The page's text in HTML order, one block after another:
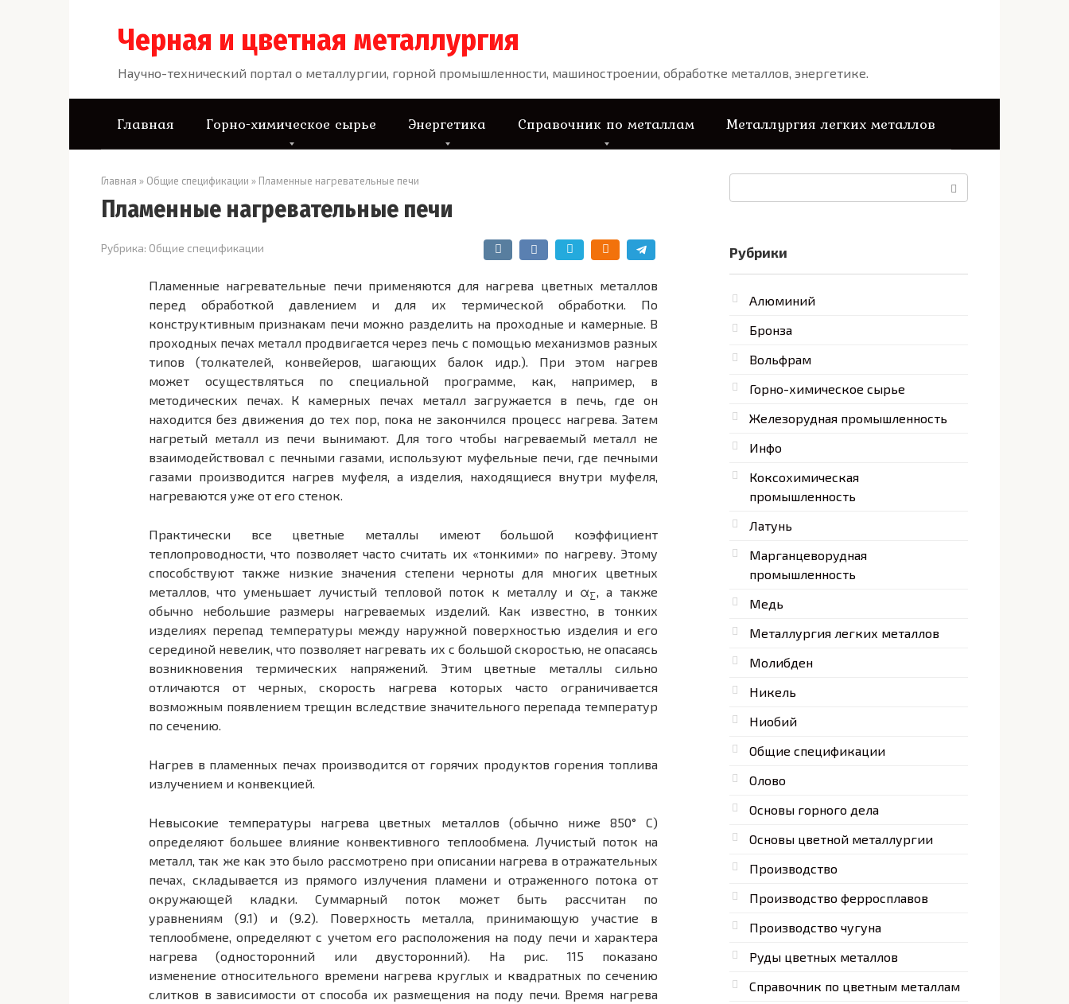
Черная и цветная металлургия
Научно-технический портал о металлургии, горной промышленности, машиностроении, обработке металлов, энергетике.
Главная Горно-химическое сырье Энергетика Справочник по металлам Металлургия легких металлов
Главная » Общие спецификации » Пламенные нагревательные печи
Пламенные нагревательные печи
Рубрика: Общие спецификации
Пламенные нагревательные печи применяются для наг­рева цветных металлов
перед обработкой давлением и для их термической обработки. По
конструктивным при­знакам печи можно разделить на проходные и камерные. В
проходных печах металл продвигается через печь с помощью механизмов разных
типов (толкателей, конвейеров, шагающих балок идр.). При этом нагрев
может осуществляться по специальной программе, как, например, в
методических печах. К камерных печах металл загружается в печь, где он
находится без движения до тех пор, пока не закончился процесс нагрева. Затем
на­гретый металл из печи вынимают. Для того чтобы нагреваемый металл не
взаимодействовал с печными газами, используют муфельные печи, где печными
газами произ­водится нагрев муфеля, а изделия, находящиеся внутри муфеля,
нагреваются уже от его стенок.
Практически все цветные металлы имеют большой коэффициент
теплопроводности, что позволяет часто счи­тать их «тонкими» по нагреву. Этому
способствуют так­же низкие значения степени черноты для многих цвет­ных
металлов, что уменьшает лучистый тепловой поток к металлу и α∑
, а также
обычно небольшие размеры нагреваемых изделий. Как известно, в тонких
изделиях перепад температуры между наружной поверхностью изделия и его
серединой невелик, что позволяет нагре­вать их с большой скоростью, не опасаясь
возникнове­ния термических напряжений. Этим цветные металлы сильно
отличаются от черных, скорость нагрева которых часто ограничивается
возможным появлением трещин вследствие значительного перепада температур
по сечению.
Нагрев в пламенных печах производится от горячих продуктов горения топлива
излучением и конвекцией.
Невысокие температуры нагрева цветных металлов (обычно ниже 850° С)
определяют большее влияние конвективного теплообмена. Лучистый поток на
металл, так же как это было рассмотрено при описании нагрева в от­ражательных
печах, складывается из прямого излучения пламени и отраженного потока от
окружающей кладки. Суммарный поток может быть рассчитан по
уравнениям (9.1) и (9.2). Поверхность металла, принимающую уча­стие в
теплообмене, определяют с учетом его расположе­ния на поду печи и характера
нагрева (односторонний или двусторонний). На рис. 115 показано
изменение относительного времени нагрева круглых и квадратных по сечению
слитков в зависимости от способа их разме­щения на поду печи. Время нагрева
Рубрики
Алюминий
Бронза
Вольфрам
Горно-химическое сырье
Железорудная промышленность
Инфо
Коксохимическая
промышленность
Латунь
Марганцеворудная
промышленность
Медь
Металлургия легких металлов
Молибден
Никель
Ниобий
Общие спецификации
Олово
Основы горного дела
Основы цветной металлургии
Производство
Производство ферросплавов
Производство чугуна
Руды цветных металлов
Справочник по цветным металлам